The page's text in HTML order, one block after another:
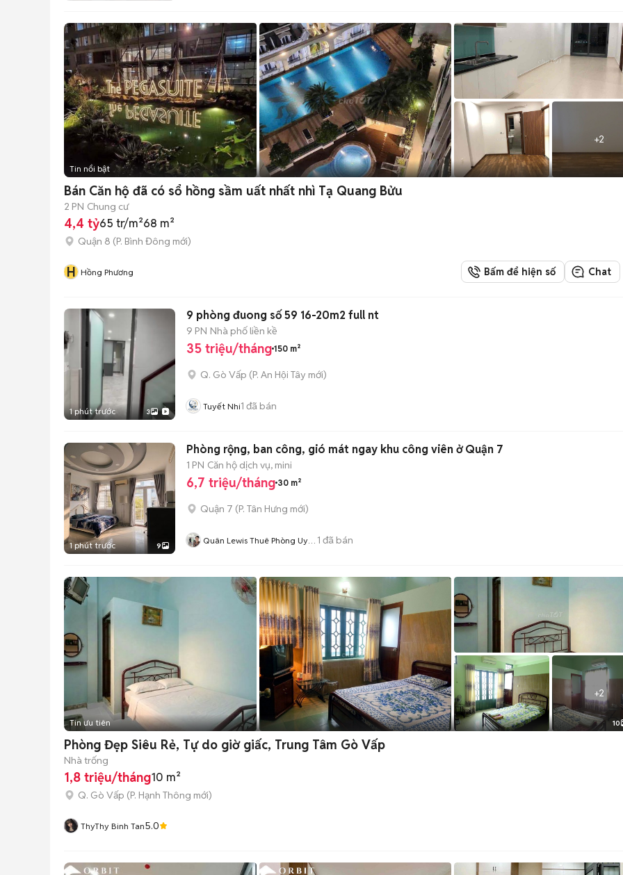
+2
Tin nổi bật
Bán Căn hộ đã có sổ hồng sầm uất nhất nhì Tạ Quang Bửu
2 PN Chung cư
4,4 tỷ65 tr/m²68 m²
Quận 8 (P. Bình Đông mới)
H Hồng Phương Bấm để hiện số Chat
1 phút trước 3
9 phòng đuong số 59 16-20m2 full nt
9 PN Nhà phố liền kề
35 triệu/tháng 150 m²
Q. Gò Vấp (P. An Hội Tây mới)
Tuyết Nhi1 đã bán
1 phút trước 9
Phòng rộng, ban công, gió mát ngay khu công viên ở Quận 7
1 PN Căn hộ dịch vụ, mini
6,7 triệu/tháng 30 m²
Quận 7 (P. Tân Hưng mới)
Quân Lewis Thuê Phòng Uy
1 đã bán
+2
Tin ưu tiên 10
Phòng Đẹp Siêu Rẻ, Tự do giờ giấc, Trung Tâm Gò Vấp
Nhà trống
1,8 triệu/tháng10 m²
Q. Gò Vấp (P. Hạnh Thông mới)
ThyThy Binh Tan5.0